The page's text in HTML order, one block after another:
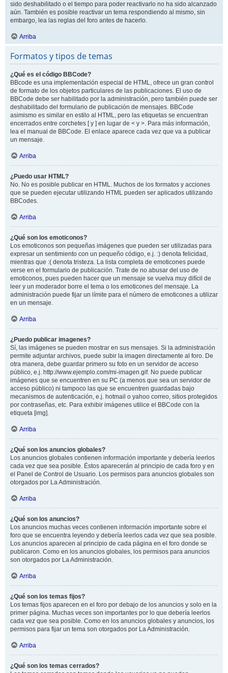
sido deshabilitado o el tiempo para poder reactivarlo no ha sido alcanzado
aún. También es posible reactivar un tema respondiendo al mismo, sin
embargo, lea las reglas del foro antes de hacerlo.
Arriba
Formatos y tipos de temas
¿Qué es el código BBCode?
BBcode es una implementación especial de HTML, ofrece un gran control
de formato de los objetos particulares de las publicaciones. El uso de
BBCode debe ser habilitado por la administración, pero también puede ser
deshabilitado del formulario de publicación de mensajes. BBCode
asimismo es similar en estilo al HTML, pero las etiquetas se encuentran
encerrados entre corchetes [ y ] en lugar de < y >. Para más información,
lea el manual de BBCode. El enlace aparece cada vez que va a publicar
un mensaje.
Arriba
¿Puedo usar HTML?
No. No es posible publicar en HTML. Muchos de los formatos y acciones
que se pueden ejecutar utilizando HTML pueden ser aplicados utilizando
BBCodes.
Arriba
¿Qué son los emoticonos?
Los emoticonos son pequeñas imágenes que pueden ser utilizadas para
expresar un sentimiento con un pequeño código, e.j. :) denota felicidad,
mientras que :( denota tristeza. La lista completa de emoticones puede
verse en el formulario de publicación. Trate de no abusar del uso de
emoticonos, pues pueden hacer que un mensaje se vuelva muy difícil de
leer y un moderador borre el tema o los emoticones del mensaje. La
administración puede fijar un límite para el número de emoticones a utilizar
en un mensaje.
Arriba
¿Puedo publicar imagenes?
Sí, las imágenes se pueden mostrar en sus mensajes. Si la administración
permite adjuntar archivos, puede subir la imagen directamente al foro. De
otra manera, debe guardar primero su foto en un servidor de acceso
público, e.j. http://www.ejemplo.com/mi-imagen.gif. No puede publicar
imágenes que se encuentren en su PC (a menos que sea un servidor de
acceso público) ni tampoco las que se encuentren guardadas bajo
mecanismos de autenticación, e.j. hotmail o yahoo correo, sitios protegidos
por contraseñas, etc. Para exhibir imágenes utilice el BBCode con la
etiqueta [img].
Arriba
¿Qué son los anuncios globales?
Los anuncios globales contienen información importante y debería leerlos
cada vez que sea posible. Éstos aparecerán al principio de cada foro y en
el Panel de Control de Usuario. Los permisos para anuncios globales son
otorgados por La Administración.
Arriba
¿Qué son los anuncios?
Los anuncios muchas veces contienen información importante sobre el
foro que se encuentra leyendo y debería leerlos cada vez que sea posible.
Los anuncios aparecen al principio de cada página en el foro donde se
publicaron. Como en los anuncios globales, los permisos para anuncios
son otorgados por La Administración.
Arriba
¿Qué son los temas fijos?
Los temas fijos aparecen en el foro por debajo de los anuncios y solo en la
primer página. Muchas veces son importantes por lo que debería leerlos
cada vez que sea posible. Como en los anuncios globales y anuncios, los
permisos para fijar un tema son otorgados por La Administración.
Arriba
¿Qué son los temas cerrados?